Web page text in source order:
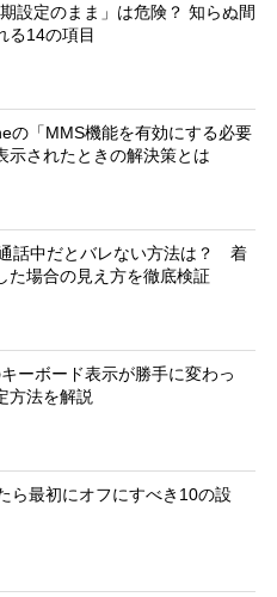
設定のまま」は危険？ 知らぬ間
る14の項目
の「MMS機能を有効にする必要
示されたときの解決策とは
話中だとバレない方法は？ 着
た場合の見え方を徹底検証
ーボード表示が勝手に変わっ
方法を解説
ら最初にオフにすべき10の設